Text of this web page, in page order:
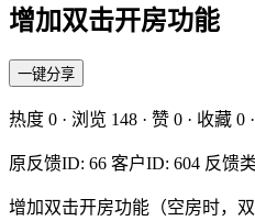
增加双击开房功能
一键分享
热度 0 · 浏览 148 · 赞 0 · 收藏 0
原反馈ID: 66 客户ID: 604 反馈
增加双击开房功能（空房时，